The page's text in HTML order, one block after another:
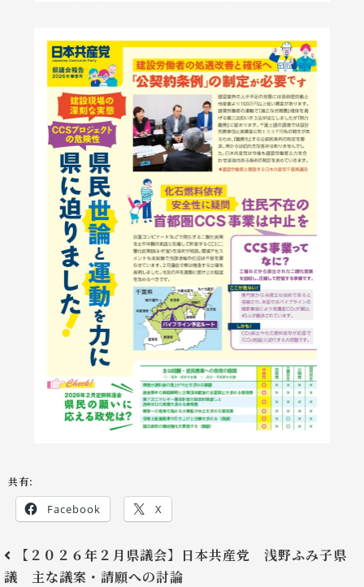
共有:
Facebook X
【２０２６年２月県議会】日本共産党 浅野ふみ子県
議 主な議案・請願への討論